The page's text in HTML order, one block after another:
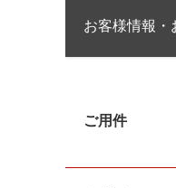
お客様情報・
ご用件